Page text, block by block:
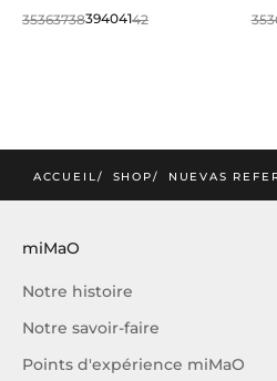
3536373839404142 35
ACCUEIL SHOP NUEVAS
miMaO
Notre histoire
Notre savoir-faire
Points d'expérience miMaO